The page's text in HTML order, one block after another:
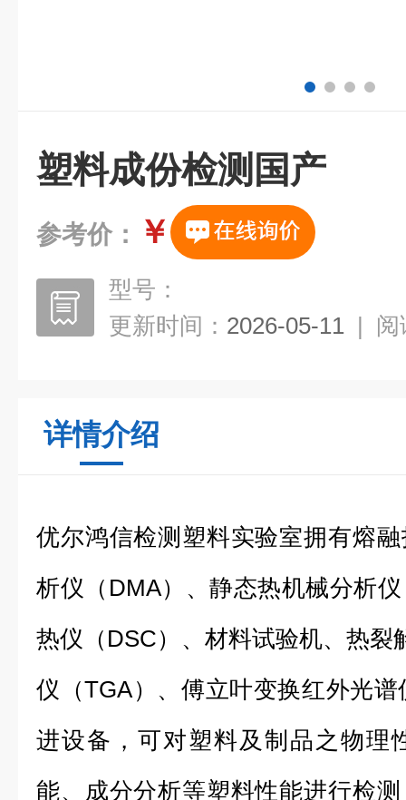
塑料成份检测国产
参考价： ￥
型号：
更新时间： 2026-05-11 | 阅
详情介绍
优尔鸿信检测塑料实验室拥有熔
析仪（DMA）、静态热机械分析
热仪（DSC）、材料试验机、热裂
仪（TGA）、傅立叶变换红外光
进设备，可对塑料及制品之物理
能、成分分析等塑料性能进行检